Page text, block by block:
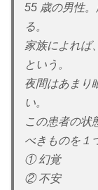
55 歳の男性
る。
家族によれば
という。
夜間はあまり
い。
この患者の状
べきものを１
① 幻覚
② 不安